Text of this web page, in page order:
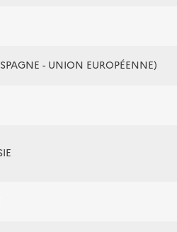
- UNION EUROPÉENNE)